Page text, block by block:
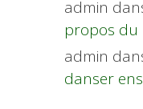
admin
propos du
admin
danser